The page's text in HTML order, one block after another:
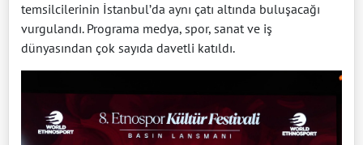
temsilcilerinin İstanbul’da aynı çatı altında buluşacağı
vurgulandı. Programa medya, spor, sanat ve iş
dünyasından çok sayıda davetli katıldı.